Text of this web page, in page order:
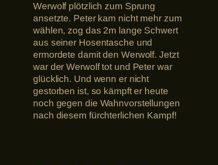
Werwolf plötzlich zum Sprung
ansetzte. Peter kam nicht mehr zum
wählen, zog das 2m lange Schwert
aus seiner Hosentasche und
ermordete damit den Werwolf. Jetzt
war der Werwolf tot und Peter war
glücklich. Und wenn er nicht
gestorben ist, so kämpft er heute
noch gegen die Wahnvorstellungen
nach diesem fürchterlichen Kampf!